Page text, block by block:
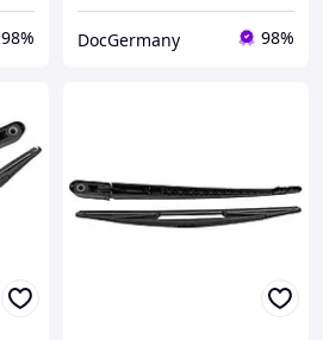
98% DocGermany 98%